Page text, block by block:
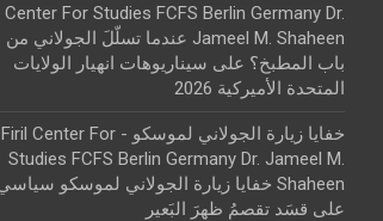
Center For Studies FCFS Berlin Germany Dr.
Jameel M. Shaheen عندما تسلّلَ الجولاني من
باب المطبخ؟ على سيناريوهات انهيار الولايات
المتحدة الأميركية 2026
خفايا زيارة الجولاني لموسكو - Firil Center For
Studies FCFS Berlin Germany Dr. Jameel M.
Shaheen خفايا زيارة الجولاني لموسكو سياسي
على قسَد تقصمُ ظهرَ البَعير